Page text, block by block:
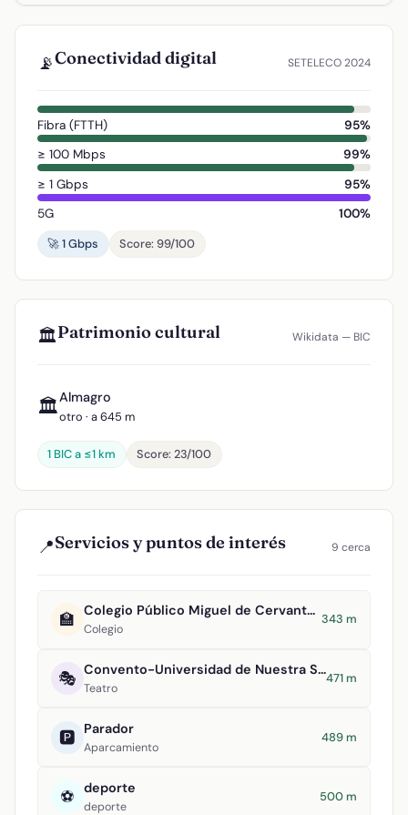
📡Conectividad digital SETELECO 2024
Fibra (FTTH)
95%
≥ 100 Mbps
99%
≥ 1 Gbps
95%
5G
100%
🚀 1 Gbps
Score: 99/100
🏛️Patrimonio cultural Wikidata — BIC
🏛️Almagro
otro · a 645 m
1 BIC a ≤1 km Score: 23/100
📍Servicios y puntos de interés 9 cerca
🏫 Colegio Público Miguel de Cervantes Saavedra
Colegio
343 m
🎭 Convento-Universidad de Nuestra Señora del Rosario
Teatro
471 m
🅿️ Parador
Aparcamiento
489 m
⚽ deporte
deporte
500 m